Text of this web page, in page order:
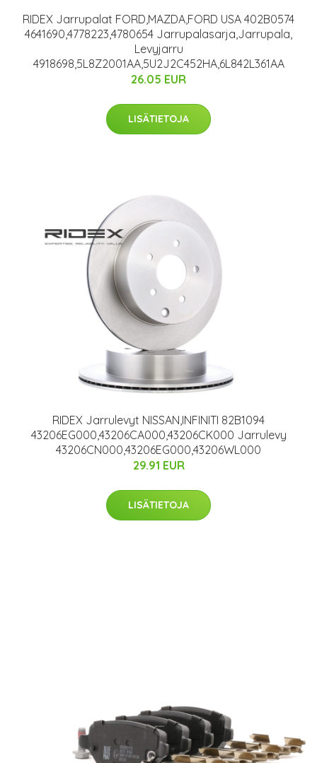
RIDEX Jarrupalat FORD,MAZDA,FORD USA 402B0574
4641690,4778223,4780654 Jarrupalasarja,Jarrupala,
Levyjarru
4918698,5L8Z2001AA,5U2J2C452HA,6L842L361AA
26.05 EUR
LISÄTIETOJA
RIDEX Jarrulevyt NISSAN,INFINITI 82B1094
43206EG000,43206CA000,43206CK000 Jarrulevy
43206CN000,43206EG000,43206WL000
29.91 EUR
LISÄTIETOJA